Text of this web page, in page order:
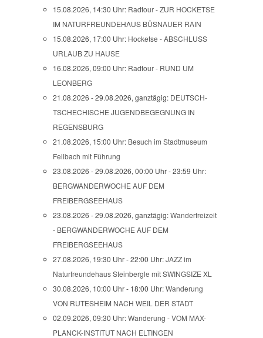
15.08.2026, 14:30 Uhr: Radtour - ZUR HOCKETSE
IM NATURFREUNDEHAUS BÜSNAUER RAIN
15.08.2026, 17:00 Uhr: Hocketse - ABSCHLUSS
URLAUB ZU HAUSE
16.08.2026, 09:00 Uhr: Radtour - RUND UM
LEONBERG
21.08.2026 - 29.08.2026, ganztägig: DEUTSCH-
TSCHECHISCHE JUGENDBEGEGNUNG IN
REGENSBURG
21.08.2026, 15:00 Uhr: Besuch im Stadtmuseum
Fellbach mit Führung
23.08.2026 - 29.08.2026, 00:00 Uhr - 23:59 Uhr:
BERGWANDERWOCHE AUF DEM
FREIBERGSEEHAUS
23.08.2026 - 29.08.2026, ganztägig:Wanderfreizeit
- BERGWANDERWOCHE AUF DEM
FREIBERGSEEHAUS
27.08.2026, 19:30 Uhr - 22:00 Uhr:JAZZ im
Naturfreundehaus Steinbergle mit SWINGSIZE XL
30.08.2026, 10:00 Uhr - 18:00 Uhr:Wanderung
VON RUTESHEIM NACH WEIL DER STADT
02.09.2026, 09:30 Uhr:Wanderung - VOM MAX-
PLANCK-INSTITUT NACH ELTINGEN